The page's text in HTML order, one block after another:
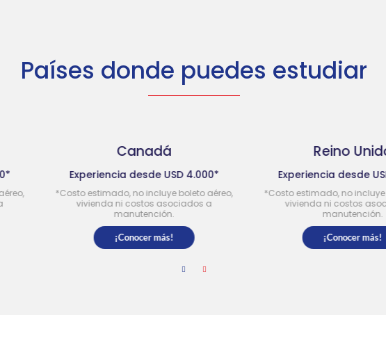
Países donde puedes estudiar
Canadá
Experiencia desde USD 4.000*
*Costo estimado, no incluye boleto aéreo,
vivienda ni costos asociados a
manutención.
¡Conocer más!
Reino Unido
Experiencia desde USD 4.000*
*Costo estimado, no incluye boleto aéreo,
vivienda ni costos asociados a
manutención.
¡Conocer más!